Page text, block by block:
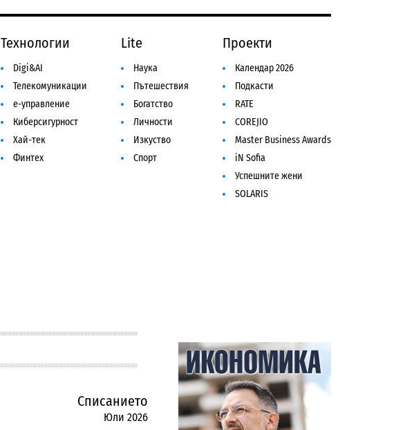
Технологии
Digi&AI
Телекомуникации
е-управление
Киберсигурност
Хай-тек
Финтех
Lite
Наука
Пътешествия
Богатство
Личности
Изкуство
Спорт
Проекти
Календар 2026
Подкасти
RATE
COREJIO
Master Business Awards
iN Sofia
Успешните жени
SOLARIS
Списанието
Юли 2026